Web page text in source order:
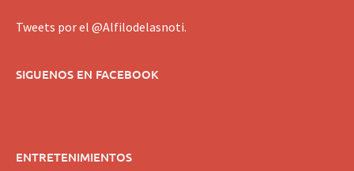
Tweets por el @Alfilodelasnoti.
SIGUENOS EN FACEBOOK
ENTRETENIMIENTOS